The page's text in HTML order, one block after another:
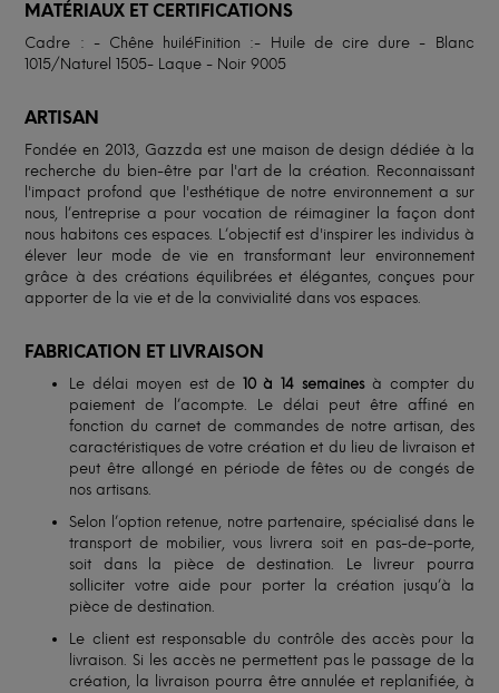
MATÉRIAUX ET CERTIFICATIONS
Cadre : - Chêne huiléFinition :- Huile de cire dure - Blanc
1015/Naturel 1505- Laque - Noir 9005
ARTISAN
Fondée en 2013, Gazzda est une maison de design dédiée à la
recherche du bien-être par l'art de la création. Reconnaissant
l'impact profond que l'esthétique de notre environnement a sur
nous, l’entreprise a pour vocation de réimaginer la façon dont
nous habitons ces espaces. L’objectif est d'inspirer les individus à
élever leur mode de vie en transformant leur environnement
grâce à des créations équilibrées et élégantes, conçues pour
apporter de la vie et de la convivialité dans vos espaces.
FABRICATION ET LIVRAISON
Le délai moyen est de 10 à 14 semainesà compter du
paiement de l’acompte. Le délai peut être affiné en
fonction du carnet de commandes de notre artisan, des
caractéristiques de votre création et du lieu de livraison et
peut être allongé en période de fêtes ou de congés de
nos artisans.
Selon l’option retenue, notre partenaire, spécialisé dans le
transport de mobilier, vous livrera soit en pas-de-porte,
soit dans la pièce de destination. Le livreur pourra
solliciter votre aide pour porter la création jusqu’à la
pièce de destination.
Le client est responsable du contrôle des accès pour la
livraison. Si les accès ne permettent pas le passage de la
création, la livraison pourra être annulée et replanifiée, à